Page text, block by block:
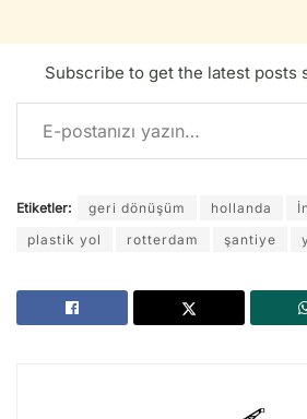
Subscribe to get the latest posts
E-postanızı yazın…
Etiketler: geri dönüşüm hollanda
plastik yol
rotterdam şantiye